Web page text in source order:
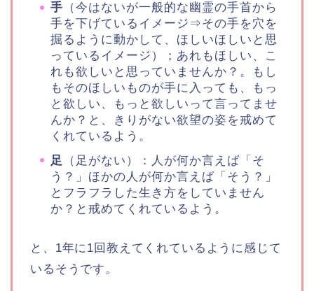
手 （今はないが一般的な幽霊の手首から
手を下げているイメージ⇒その手を穴を
掘るように動かして、ほしいほしいと思
っているイメージ）；あれもほしい、こ
れも欲しいと思っていませんか？。もし
もそのほしいものが手に入っても、もっ
と欲しい、もっと欲しいって言ってませ
んか？と、きりがない欲望の姿を戒めて
くれているよう。
足 （足がない）：人が何か言えば「そ
う？」ほかの人が何か言えば「そう？」
とフラフラした生き方をしていません
か？と戒めてくれているよう。
と、1年に1回教えてくれているように感じて
いるそうです。